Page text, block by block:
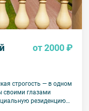
от 2000 ₽
строгость — в одном
своими глазами
резиденцию